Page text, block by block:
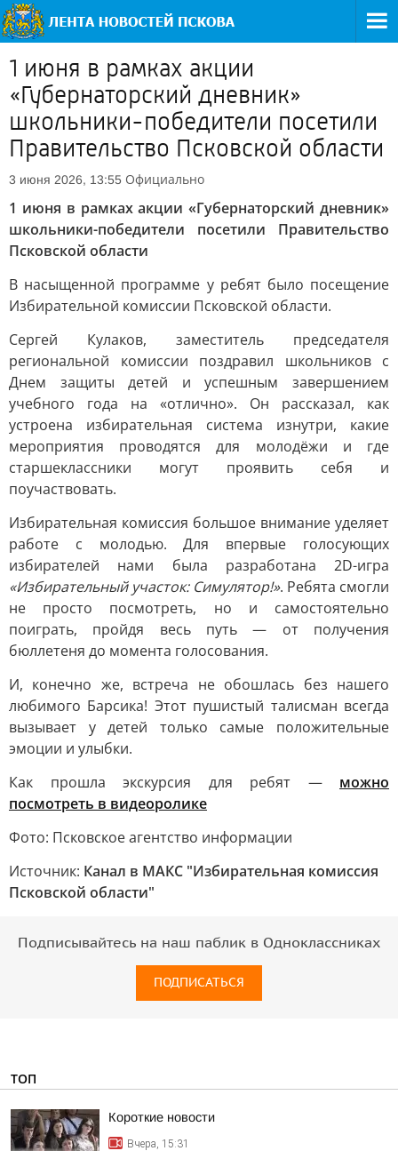
1 июня в рамках акции
«Губернаторский дневник»
школьники-победители посетили
Правительство Псковской области
3 июня 2026, 13:55 Официально
1 июня в рамках акции «Губернаторский дневник»
школьники-победители посетили Правительство
Псковской области
В насыщенной программе у ребят было посещение
Избирательной комиссии Псковской области.
Сергей Кулаков, заместитель председателя
региональной комиссии поздравил школьников с
Днем защиты детей и успешным завершением
учебного года на «отлично». Он рассказал, как
устроена избирательная система изнутри, какие
мероприятия проводятся для молодёжи и где
старшеклассники могут проявить себя и
поучаствовать.
Избирательная комиссия большое внимание уделяет
работе с молодью. Для впервые голосующих
избирателей нами была разработана 2D-игра
«Избирательный участок: Симулятор!». Ребята смогли
не просто посмотреть, но и самостоятельно
поиграть, пройдя весь путь — от получения
бюллетеня до момента голосования.
И, конечно же, встреча не обошлась без нашего
любимого Барсика! Этот пушистый талисман всегда
вызывает у детей только самые положительные
эмоции и улыбки.
Как прошла экскурсия для ребят — можно
посмотреть в видеоролике
Фото: Псковское агентство информации
Источник: Канал в МАКС "Избирательная комиссия
Псковской области"
Подписывайтесь на наш паблик в Одноклассниках
ПОДПИСАТЬСЯ
ТОП
Короткие новости
Вчера, 15:31